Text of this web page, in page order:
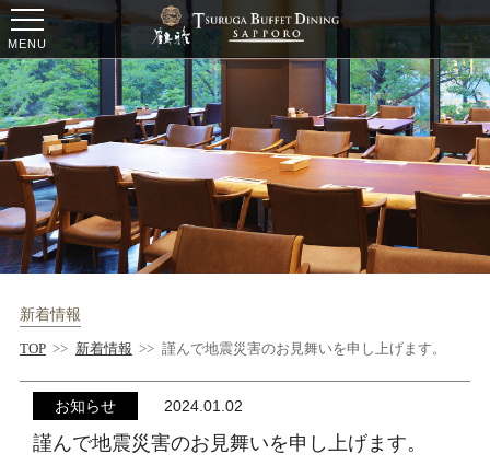
MENU
新着情報
TOP >> 新着情報 >> 謹んで地震災害のお見舞いを申し上げます。
お知らせ 2024.01.02
謹んで地震災害のお見舞いを申し上げます。